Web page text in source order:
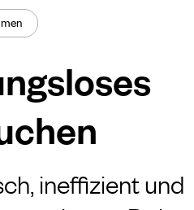
ineffizient und